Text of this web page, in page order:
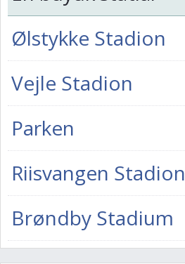
Ølstykke Stadion
Vejle Stadion
Parken
Riisvangen Stadion
Brøndby Stadium